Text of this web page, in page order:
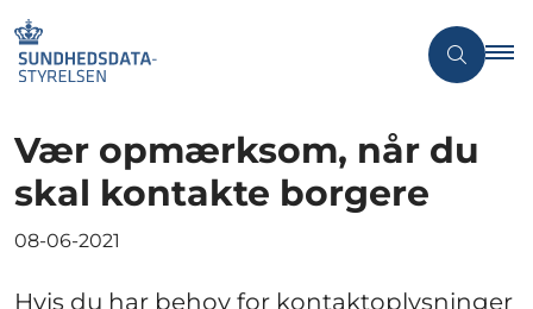
Vær opmærksom, når du
skal kontakte borgere
08-06-2021
Hvis du har behov for kontaktoplysninger